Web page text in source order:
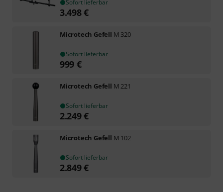
Sofort lieferbar
3.498€
Microtech Gefell M 320
Sofort lieferbar
999 €
Microtech Gefell M 221
Sofort lieferbar
2.249€
Microtech Gefell M 102
Sofort lieferbar
2.849€